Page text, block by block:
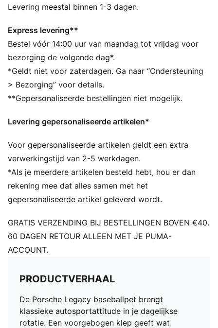
Ontworpen voor: Lifestyle van PUMA
Ontwerp met 5 panelen
Hoog profiel
Voorgebogen klep
Normale pasvorm
Kliksluiting
Porsche Legacy en PUMA merkdetails
Levering meestal binnen 1-3 dagen.
Express levering**
Bestel vóór 14:00 uur van maandag tot vrijdag voor
bezorging de volgende dag*.
*Geldt niet voor zaterdagen. Ga naar “Ondersteuning
> Bezorging” voor details.
**Gepersonaliseerde bestellingen niet mogelijk.
Levering gepersonaliseerde artikelen*
Voor gepersonaliseerde artikelen geldt een extra
verwerkingstijd van 2-5 werkdagen.
*Als je meerdere artikelen besteld hebt, hou er dan
rekening mee dat alles samen met het
gepersonaliseerde artikel geleverd wordt.
GRATIS VERZENDING BIJ BESTELLINGEN BOVEN €40.
60 DAGEN RETOUR ALLEEN MET JE PUMA-
ACCOUNT.
PRODUCTVERHAAL
De Porsche Legacy baseballpet brengt
klassieke autosportattitude in je dagelijkse
rotatie. Een voorgebogen klep geeft wat